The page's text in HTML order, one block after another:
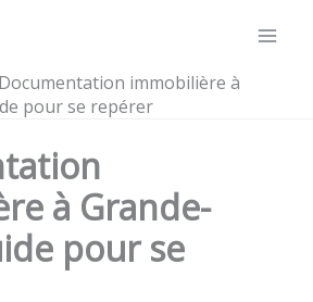
Documentation immobilière à
pour se repérer
à Grande-
pour se